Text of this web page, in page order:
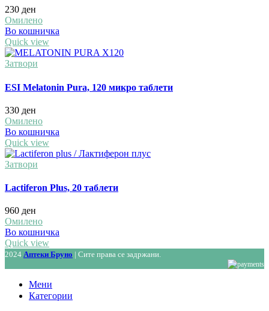
230 ден
Омилено
Во кошничка
Quick view
Затвори
ESI Melatonin Pura, 120 микро таблети
330 ден
Омилено
Во кошничка
Quick view
Затвори
Lactiferon Plus, 20 таблети
960 ден
Омилено
Во кошничка
Quick view
2024 Аптеки Бруно | Сите права се задржани.
Мени
Категории